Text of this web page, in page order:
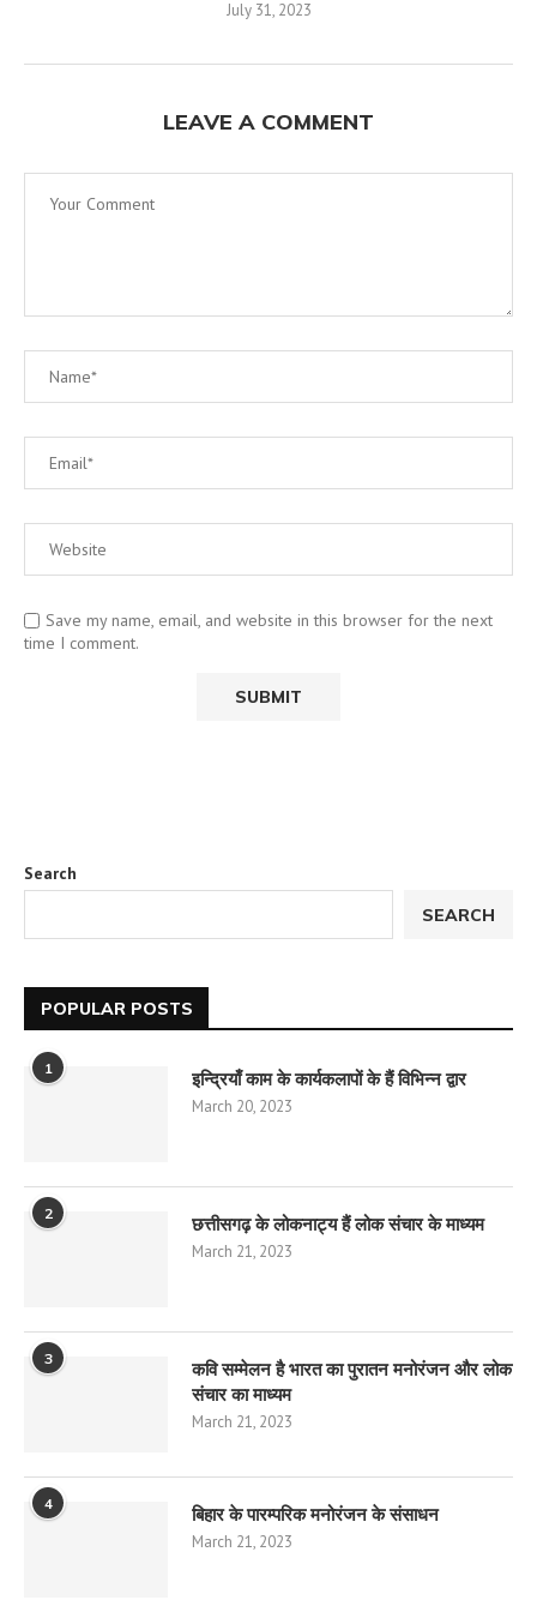
July 31, 2023
LEAVE A COMMENT
Save my name, email, and website in this browser for the next
time I comment.
Search
SEARCH
POPULAR POSTS
1 इन्द्रियाँ काम के कार्यकलापों के हैं विभिन्न द्वार
March 20, 2023
2 छत्तीसगढ़ के लोकनाट्य हैं लोक संचार के माध्यम
March 21, 2023
3
कवि सम्मेलन है भारत का पुरातन मनोरंजन और लोक
संचार का माध्यम
March 21, 2023
4 बिहार के पारम्परिक मनोरंजन के संसाधन
March 21, 2023